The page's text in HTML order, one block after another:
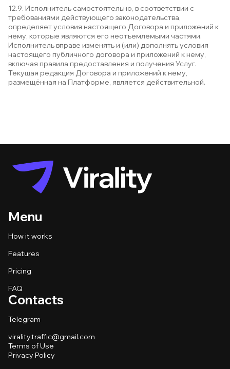
12.9. Исполнитель самостоятельно, в соответствии с
требованиями действующего законодательства,
определяет условия настоящего Договора и приложений к
нему, которые являются его неотъемлемыми частями.
Исполнитель вправе изменять и (или) дополнять условия
настоящего публичного договора и приложений к нему,
включая правила предоставления и получения Услуг.
Текущая редакция Договора и приложений к нему,
размещённая на Платформе, является действительной.
Menu
How it works
Features
Pricing
FAQ
Contacts
Telegram
virality.traffic@gmail.com
Terms of Use
Privacy Policy